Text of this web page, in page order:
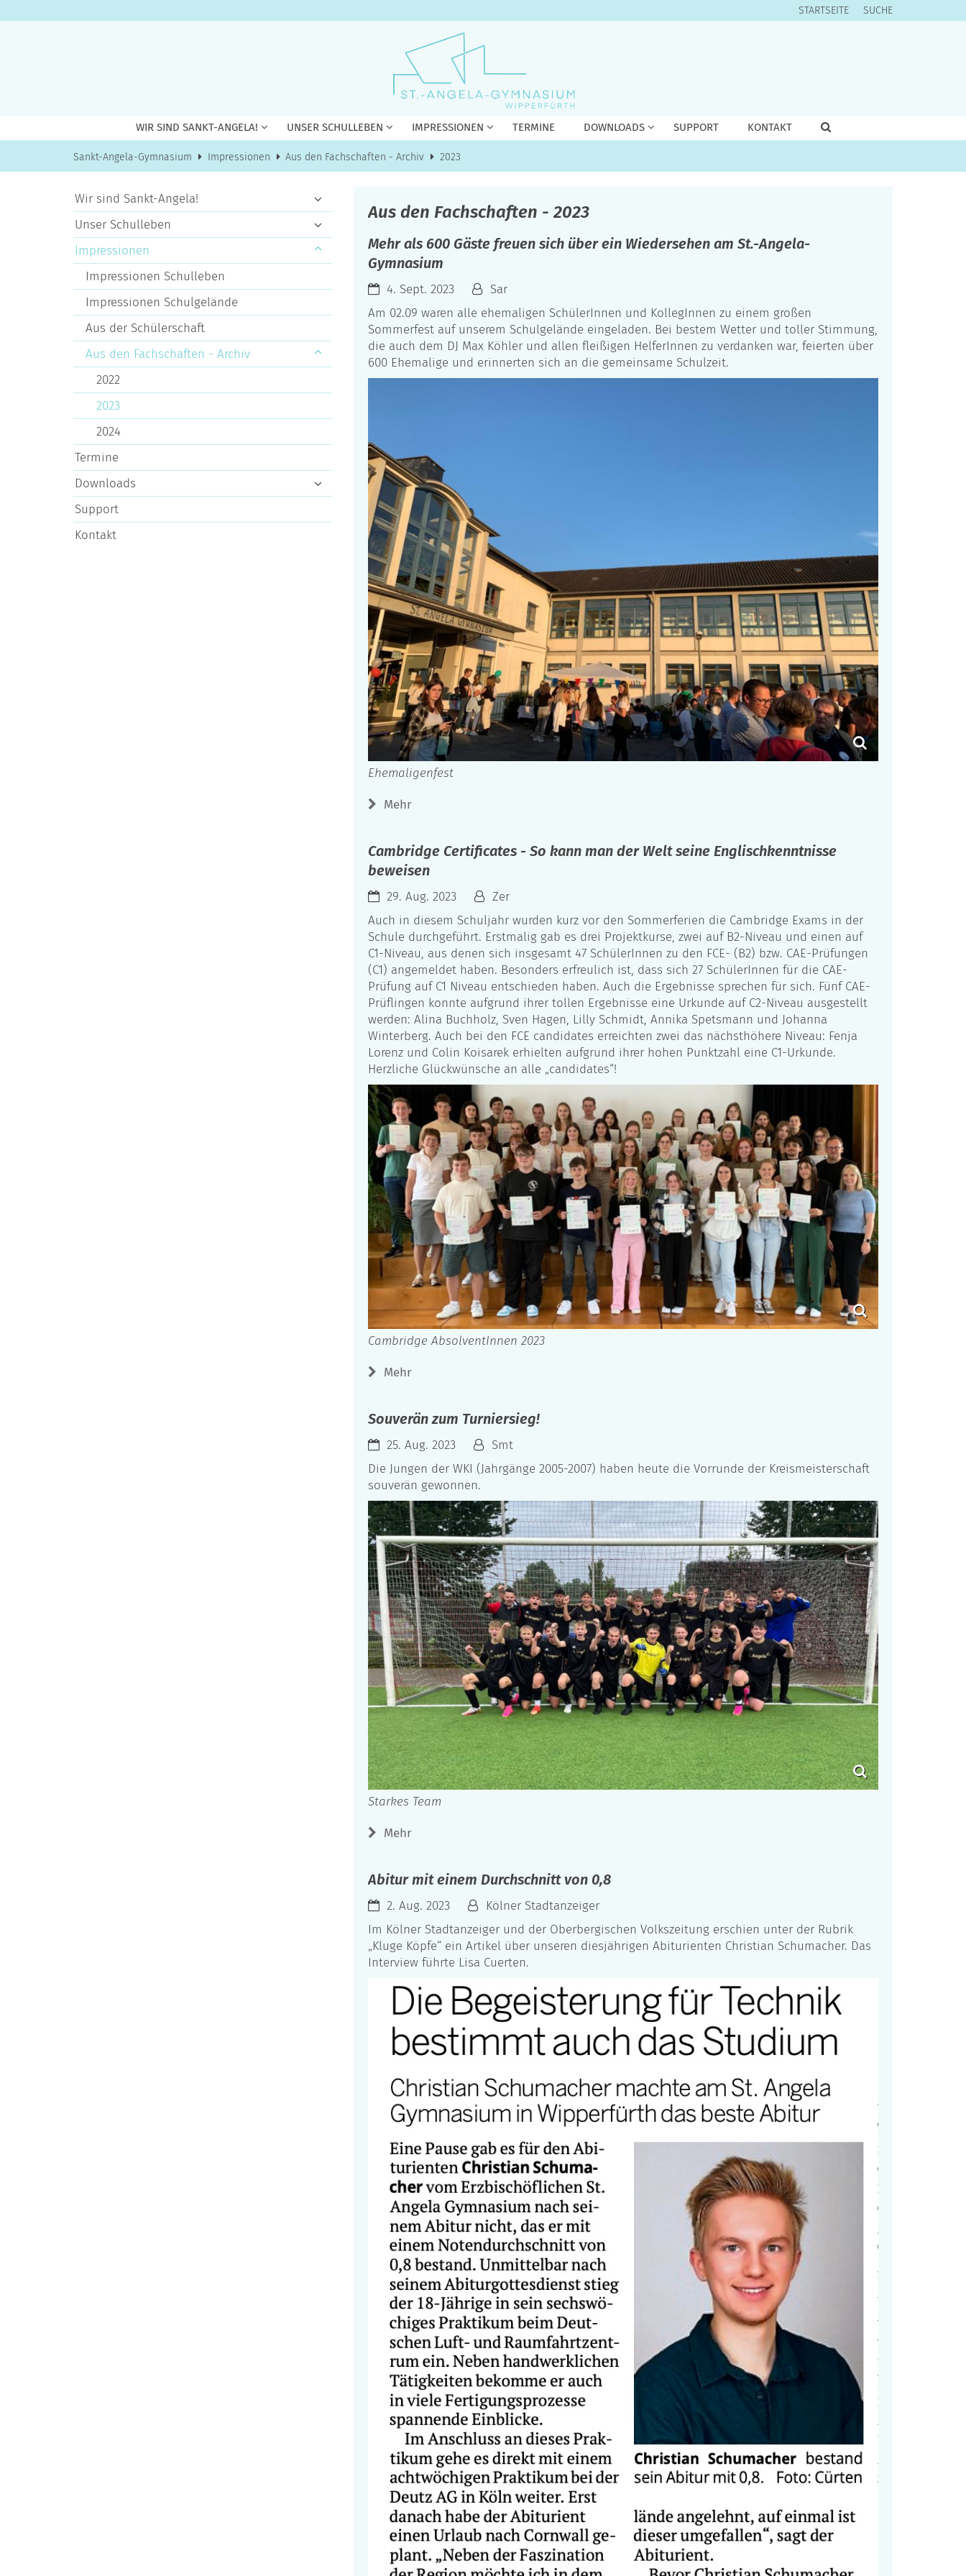
STARTSEITE SUCHE
WIR SIND SANKT-ANGELA! UNSER SCHULLEBEN IMPRESSIONEN TERMINE DOWNLOADS SUPPORT KONTAKT
Sankt-Angela-Gymnasium Impressionen Aus den Fachschaften - Archiv 2023
Aus den Fachschaften - 2023
Mehr als 600 Gäste freuen sich über ein Wiedersehen am St.-Angela-
Gymnasium
4. Sept. 2023
Sar
Am 02.09 waren alle ehemaligen SchülerInnen und KollegInnen zu einem großen
Sommerfest auf unserem Schulgelände eingeladen. Bei bestem Wetter und toller Stimmung,
die auch dem DJ Max Köhler und allen fleißigen HelferInnen zu verdanken war, feierten über
600 Ehemalige und erinnerten sich an die gemeinsame Schulzeit.
Ehemaligenfest
Mehr
Cambridge Certificates - So kann man der Welt seine Englischkenntnisse
beweisen
29. Aug. 2023
Zer
Auch in diesem Schuljahr wurden kurz vor den Sommerferien die Cambridge Exams in der
Schule durchgeführt. Erstmalig gab es drei Projektkurse, zwei auf B2-Niveau und einen auf
C1-Niveau, aus denen sich insgesamt 47 SchülerInnen zu den FCE- (B2) bzw. CAE-Prüfungen
(C1) angemeldet haben. Besonders erfreulich ist, dass sich 27 SchülerInnen für die CAE-
Prüfung auf C1 Niveau entschieden haben. Auch die Ergebnisse sprechen für sich. Fünf CAE-
Prüflingen konnte aufgrund ihrer tollen Ergebnisse eine Urkunde auf C2-Niveau ausgestellt
werden: Alina Buchholz, Sven Hagen, Lilly Schmidt, Annika Spetsmann und Johanna
Winterberg. Auch bei den FCE candidates erreichten zwei das nächsthöhere Niveau: Fenja
Lorenz und Colin Koisarek erhielten aufgrund ihrer hohen Punktzahl eine C1-Urkunde.
Herzliche Glückwünsche an alle „candidates“!
Cambridge AbsolventInnen 2023
Mehr
Souverän zum Turniersieg!
25. Aug. 2023
Smt
Die Jungen der WKI (Jahrgänge 2005-2007) haben heute die Vorrunde der Kreismeisterschaft
souverän gewonnen.
Starkes Team
Mehr
Abitur mit einem Durchschnitt von 0,8
2. Aug. 2023
Kölner Stadtanzeiger
Im Kölner Stadtanzeiger und der Oberbergischen Volkszeitung erschien unter der Rubrik
„Kluge Köpfe“ ein Artikel über unseren diesjährigen Abiturienten Christian Schumacher. Das
Interview führte Lisa Cuerten.
Wir sind Sankt-Angela!
Unser Schulleben
Impressionen
Impressionen Schulleben
Impressionen Schulgelände
Aus der Schülerschaft
Aus den Fachschaften - Archiv
2022
2023
2024
Termine
Downloads
Support
Kontakt